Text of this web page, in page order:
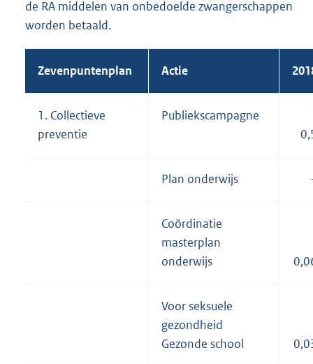
de RA middelen van onbedoelde zwangerschappen
worden betaald.
Zevenpuntenplan Actie
1. Collectieve
preventie
Publiekscampagne
Plan onderwijs
Coördinatie
masterplan
onderwijs
Voor seksuele
gezondheid
Gezonde school